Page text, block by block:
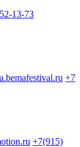
13-73
+7
+7(915)